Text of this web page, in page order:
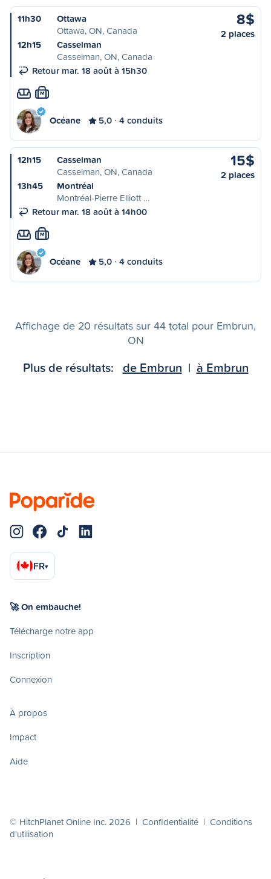
11h30
Ottawa
Ottawa, ON, Canada
12h15
Casselman
Casselman, ON, Canada
Retour mar. 18 août à 15h30
8$
2 places
M
Océane 5,0 4 conduits
12h15
Casselman
Casselman, ON, Canada
13h45
Montréal
Montréal-Pierre Elliott …
Retour mar. 18 août à 14h00
15$
2 places
M
Océane 5,0 4 conduits
Affichage de 20 résultats sur 44 total pour Embrun,
ON
Plus de résultats: de Embrun | à Embrun
FR▾
🚀 On embauche!
Télécharge notre app
Inscription
Connexion
À propos
Impact
Aide
© HitchPlanet Online Inc. 2026 | Confidentialité | Conditions
d'utilisation